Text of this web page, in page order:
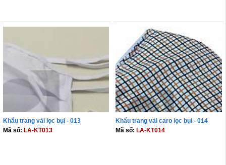
Khẩu trang vải lọc bụi - 013
Mã số: LA-KT013
Khẩu trang vải caro lọc bụi - 014
Mã số: LA-KT014